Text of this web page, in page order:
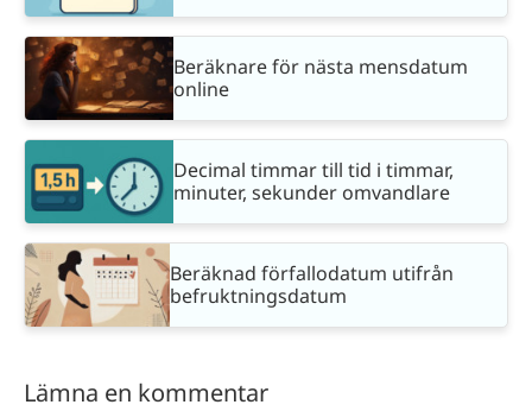
Beräknare för nästa mensdatum
online
Decimal timmar till tid i timmar,
minuter, sekunder omvandlare
Beräknad förfallodatum utifrån
befruktningsdatum
Lämna en kommentar